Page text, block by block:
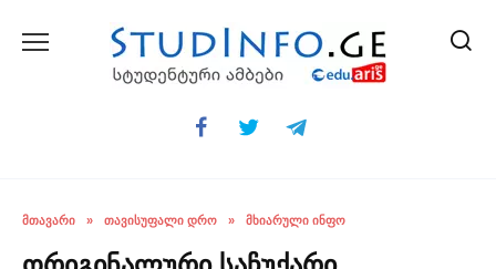
ᲛᲗᲐᲕᲐᲠᲘ » ᲗᲐᲕᲘᲡᲣᲤᲐᲚᲘ ᲓᲠᲝ » ᲛᲮᲘᲐᲠᲣᲚᲘ ᲘᲜᲤᲝ